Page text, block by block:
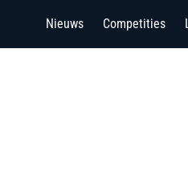
Nieuws Competities